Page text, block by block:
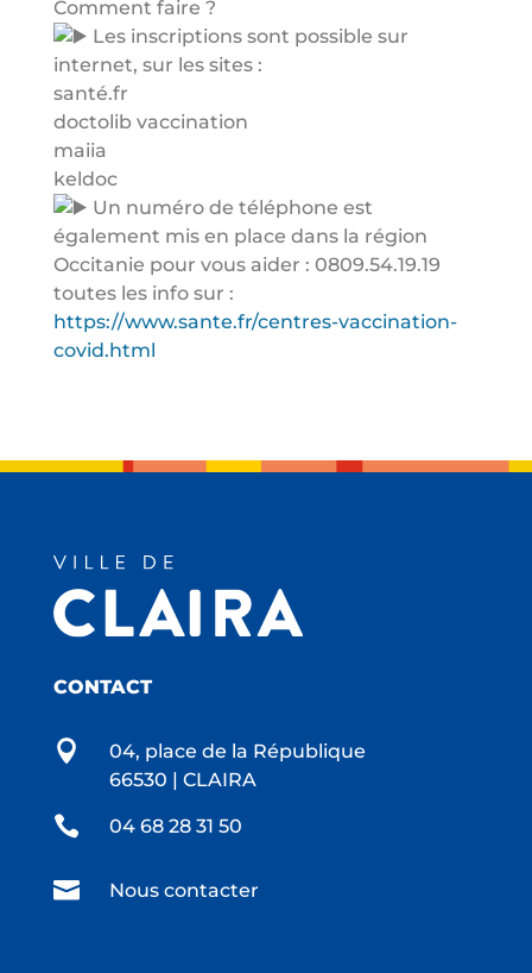
Comment faire ?
Les inscriptions sont possible sur
internet, sur les sites :
santé.fr
doctolib vaccination
maiia
keldoc
Un numéro de téléphone est
également mis en place dans la région
Occitanie pour vous aider : 0809.54.19.19
toutes les info sur :
https://www.sante.fr/centres-vaccination-
covid.html
CONTACT

04, place de la République
66530 | CLAIRA
 04 68 28 31 50
 Nous contacter